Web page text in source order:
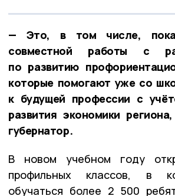
— Это, в том числе,
совместной работы с
по развитию
которые помогают уже со
к будущей профессии с
развития экономики
губернатор.
В новом учебном году
профильных классов, в
обучаться более 2 500